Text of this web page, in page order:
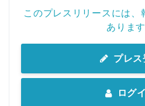
このプレスリリースには、
あります
プレス
ログ